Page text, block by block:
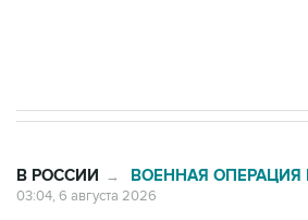
В РОССИИ → ВОЕННАЯ ОПЕРАЦИЯ
03:04, 6 августа 2026